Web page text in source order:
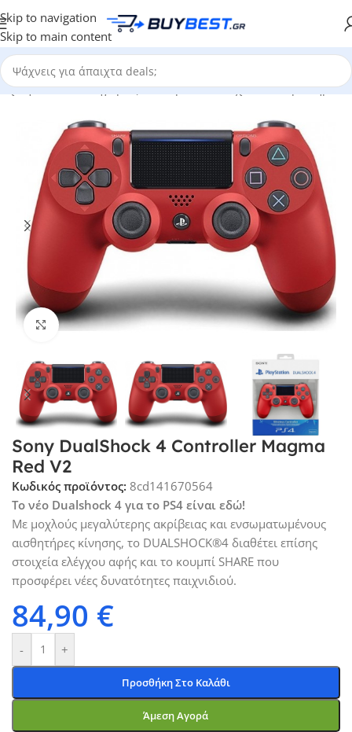
Skip to navigation
Skip to main content
σελίδα/Κατηγορίες/Ηλεκτρονικά Παιχνίδια/Χειριστήρια
Click to enlarge
Sony DualShock 4 Controller Magma
Red V2
Κωδικός προϊόντος: 8cd141670564
Το νέο Dualshock 4 για το PS4 είναι εδώ!
Με μοχλούς μεγαλύτερης ακρίβειας και ενσωματωμένους
αισθητήρες κίνησης, το DUALSHOCK®4 διαθέτει επίσης
στοιχεία ελέγχου αφής και το κουμπί SHARE που
προσφέρει νέες δυνατότητες παιχνιδιού.
84,90 €
- +
Προσθήκη Στο Καλάθι
Άμεση Αγορά